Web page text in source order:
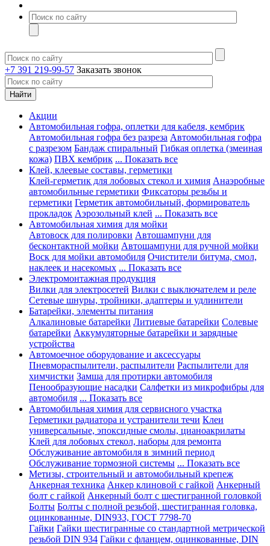
+7 391 219-99-57 Заказать звонок
Акции
Автомобильная гофра, оплетки для кабеля, кембрик
Автомобильная гофра без разреза Автомобильная гофра
с разрезом Бандаж спиральный Гибкая оплетка (змеиная
кожа) ПВХ кембрик ... Показать все
Клей, клеевые составы, герметики
Клей-герметик для лобовых стекол и химия Анаэробные
автомобильные герметики Фиксаторы резьбы и
герметики Герметик автомобильный, формирователь
прокладок Аэрозольный клей ... Показать все
Автомобильная химия для мойки
Автовоск для полировки Автошампуни для
бесконтактной мойки Автошампуни для ручной мойки
Воск для мойки автомобиля Очистители битума, смол,
наклеек и насекомых ... Показать все
Электромонтажная продукция
Вилки для электросетей Вилки с выключателем и реле
Сетевые шнуры, тройники, адаптеры и удлинители
Батарейки, элементы питания
Алкалиновые батарейки Литиевые батарейки Солевые
батарейки Аккумуляторные батарейки и зарядные
устройства
Автомоечное оборудование и аксессуары
Пневмораспылители, распылители Распылители для
химчистки Замша для протирки автомобиля
Пенообразующие насадки Салфетки из микрофибры для
автомобиля ... Показать все
Автомобильная химия для сервисного участка
Герметики радиатора и устранители течи Клеи
универсальные, эпоксидные смолы, цианоакрилаты
Клей для лобовых стекол, наборы для ремонта
Обслуживание автомобиля в зимний период
Обслуживание тормозной системы ... Показать все
Метизы, строительный и автомобильный крепеж
Анкерная техника Анкер клиновой с гайкой Анкерный
болт с гайкой Анкерный болт с шестигранной головкой
Болты Болты с полной резьбой, шестигранная головка,
оцинкованные, DIN933, ГОСТ 7798-70
Гайки Гайки шестигранные со стандартной метрической
резьбой DIN 934 Гайки с фланцем, оцинкованные, DIN